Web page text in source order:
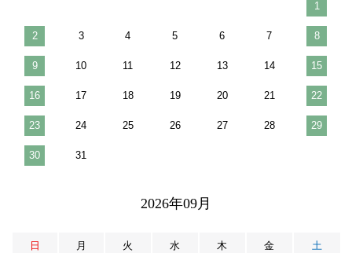
1
2 3 4 5 6 7 8
9 10 11 12 13 14 15
16 17 18 19 20 21 22
23 24 25 26 27 28 29
30 31
2026年09月
日 月 火 水 木 金 土